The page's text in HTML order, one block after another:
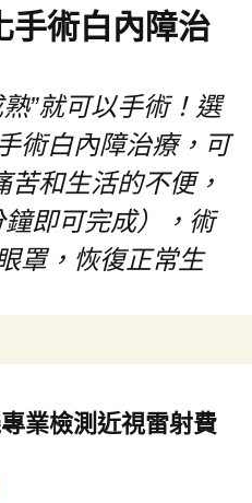
手術白內障治
”就可以手術！選
術白內障治療，可
苦和生活的不便，
即可完成），術
罩，恢復正常生
鍵
字:
業檢測近視雷射費